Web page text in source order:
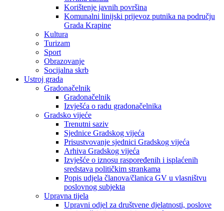
Korištenje javnih površina
Komunalni linijski prijevoz putnika na području
Grada Krapine
Kultura
Turizam
Sport
Obrazovanje
Socijalna skrb
Ustroj grada
Gradonačelnik
Gradonačelnik
Izvješća o radu gradonačelnika
Gradsko vijeće
Trenutni saziv
Sjednice Gradskog vijeća
Prisustvovanje sjednici Gradskog vijeća
Arhiva Gradskog vijeća
Izvješće o iznosu raspoređenih i isplaćenih
sredstava političkim strankama
Popis udjela članova/članica GV u vlasništvu
poslovnog subjekta
Upravna tijela
Upravni odjel za društvene djelatnosti, poslove